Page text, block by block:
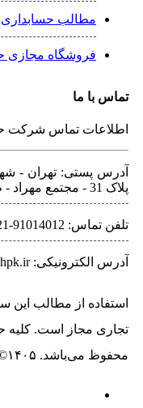
مطالب حسابداری
فروشگاه
تماس با ما
اطلاعات تماس شرکت
آدرس پستی: تهران -
پلاک 31 - مجتمع مهراد - طبقه 3 - واحد 8
تلفن‌ تماس: 91014012-021
آدرس الکترونیکی: hpk@hpk.ir
استفاده از مطالب این
تجاری مجاز است. کلیه
محفوظ می‌باشد. ۱۴۰۵©